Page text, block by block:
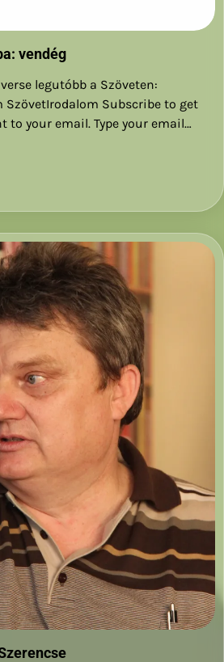
vendég
legutóbb a Szöveten:
SzövetIrodalom Subscribe to get
to your email. Type your email…